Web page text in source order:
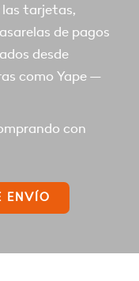
tarjetas,
de pagos
desde
como Yape –
con
ENVÍO